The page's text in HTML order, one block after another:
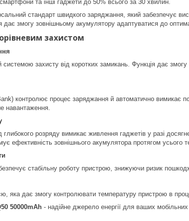
та інші гаджети до 50% всього за 30 хвилин.
стандарт швидкого заряджання, який забезпечує
дає змогу зовнішньому акумулятору адаптуватися до
захистом
захисту від коротких замикань. Функція дає
контролює процес заряджання й автоматично вимикає
навантаження.
розряду вимикає живлення гаджетів у разі
ефективність зовнішнього акумулятора протягом усього
стабільну роботу пристрою, знижуючи ризик
яка дає змогу контролювати температуру пристрою в
50000mAh - надійне джерело енергії для ваших мобільних